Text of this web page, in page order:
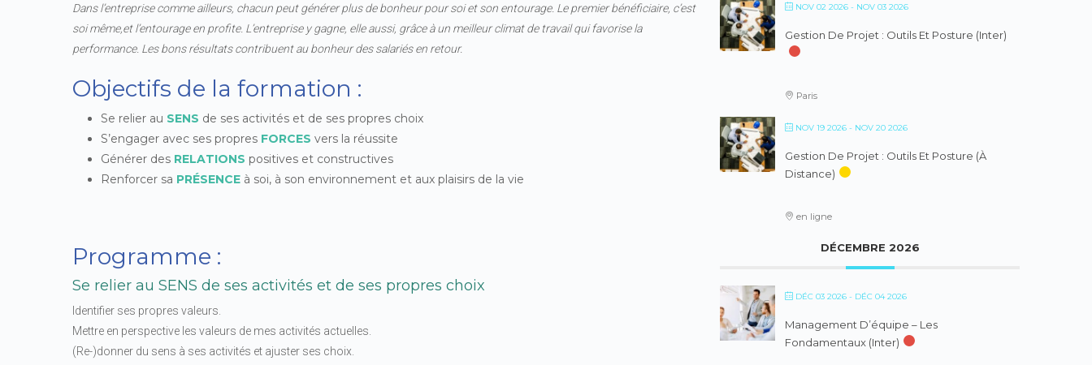
Dans l’entreprise comme ailleurs, chacun peut générer plus de bonheur pour soi et son entourage. Le premier bénéficiaire, c’est
soi même,et l’entourage en profite. L’entreprise y gagne, elle aussi, grâce à un meilleur climat de travail qui favorise la
performance. Les bons résultats contribuent au bonheur des salariés en retour.
Objectifs de la formation :
Se relier au SENS de ses activités et de ses propres choix
S’engager avec ses propres FORCES vers la réussite
Générer des RELATIONS positives et constructives
Renforcer sa PRÉSENCE à soi, à son environnement et aux plaisirs de la vie
Programme :
Se relier au SENS de ses activités et de ses propres choix
Identifier ses propres valeurs.
Mettre en perspective les valeurs de mes activités actuelles.
(Re-)donner du sens à ses activités et ajuster ses choix.
NOV 02 2026 - NOV 03 2026
Gestion De Projet : Outils Et Posture (inter)
Paris
NOV 19 2026 - NOV 20 2026
Gestion De Projet : Outils Et Posture (à
Distance)
en ligne
DÉCEMBRE 2026
DÉC 03 2026 - DÉC 04 2026
Management D’équipe – Les
Fondamentaux (inter)